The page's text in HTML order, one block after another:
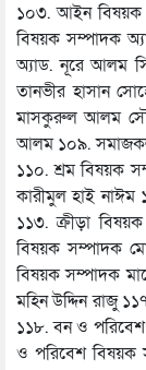
১০৩. আইন বিষয়ক
বিষয়ক সম্পাদক
অ্যাড. নূরে আলম
তানভীর হাসান
মাসকুরুল আলম
আলম ১০৯.
১১০. শ্রম বিষয়ক
কারীমুল হাই নাঈম
১১৩. ক্রীড়া
বিষয়ক সম্পাদক
বিষয়ক সম্পাদক
মহিন উদ্দিন রাজু
১১৮. বন ও পরিবেশ
ও পরিবেশ বিষয়ক